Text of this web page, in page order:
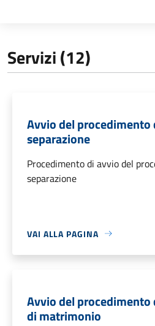
Servizi (12)
Avvio del procedimento
separazione
Procedimento di avvio del
separazione
VAI ALLA PAGINA
Avvio del
di matrimonio